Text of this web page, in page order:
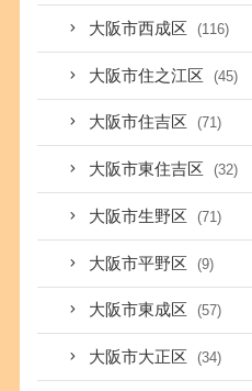
大阪市西成区 (116)
大阪市住之江区 (45)
大阪市住吉区 (71)
大阪市東住吉区 (32)
大阪市生野区 (71)
大阪市平野区 (9)
大阪市東成区 (57)
大阪市大正区 (34)